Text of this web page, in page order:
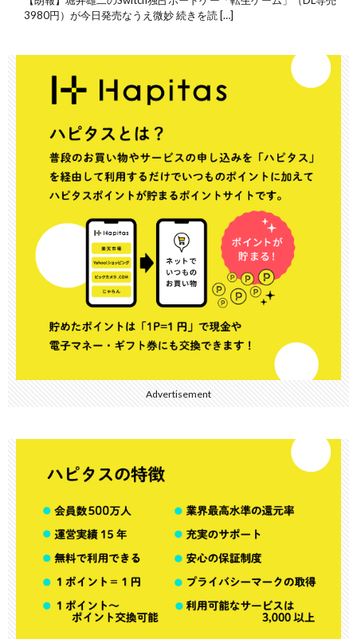
3980円）が今日発売なうえ微妙 続きを読 […]
Advertisement